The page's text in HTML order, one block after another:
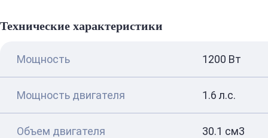
Технические характеристики
Мощность 1200 Вт
Мощность двигателя 1.6 л.с.
Объем двигателя 30.1 см3